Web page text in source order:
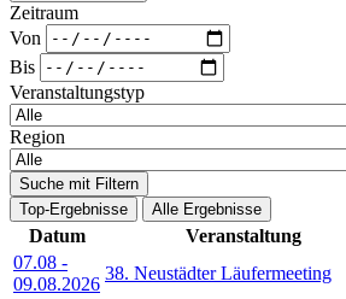
Zeitraum
Von
Bis
Veranstaltungstyp
Region
Suche mit Filtern
Top-Ergebnisse
Alle Ergebnisse
Datum Veranstaltung
07.08 -
09.08.2026
38. Neustädter Läufermeeting